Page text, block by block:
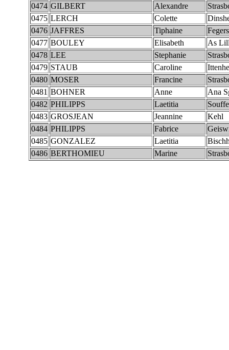
0474 GILBERT Alexandre
0475 LERCH Colette
0476 JAFFRES Tiphaine
0477 BOULEY Elisabeth
As
0478 LEE Stephanie
0479 STAUB Caroline
0480 MOSER Francine
0481 BOHNER Anne
Ana
0482 PHILIPPS Laetitia
0483 GROSJEAN Jeannine
Kehl
0484 PHILIPPS Fabrice
0485 GONZALEZ Laetitia
0486 BERTHOMIEU Marine